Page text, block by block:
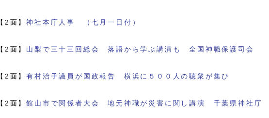
【2面】神社本庁人事 （七月一日付）
【2面】 山梨で三十三回総会 落語から学ぶ講演も 全国神職保護司会
【2面】有村治子議員が国政報告 横浜に５００人の聴衆が集ひ
【2面】館山市で関係者大会 地元神職が災害に関し講演 千葉県神社庁